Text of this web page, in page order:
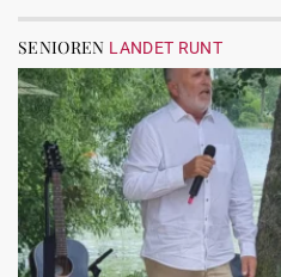
SENIOREN LANDET RUNT